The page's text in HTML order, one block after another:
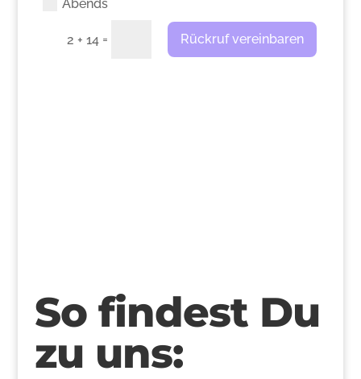
Abends
2 + 14 = Rückruf vereinbaren
So findest Du
zu uns: